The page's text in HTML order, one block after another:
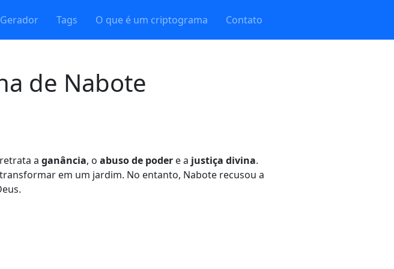
Gerador Tags O que é um criptograma Contato
de Nabote
a ganância, o abuso de poder e a justiça divina.
em um jardim. No entanto, Nabote recusou a
o profeta Elias para confrontar o rei com sua